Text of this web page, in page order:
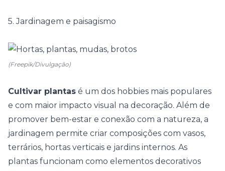
5. Jardinagem e paisagismo
(Freepik/Divulgação)
Cultivar plantas é um dos hobbies mais populares
e com maior impacto visual na decoração. Além de
promover bem-estar e conexão com a natureza, a
jardinagem permite criar composições com vasos,
terrários, hortas verticais e jardins internos. As
plantas funcionam como elementos decorativos